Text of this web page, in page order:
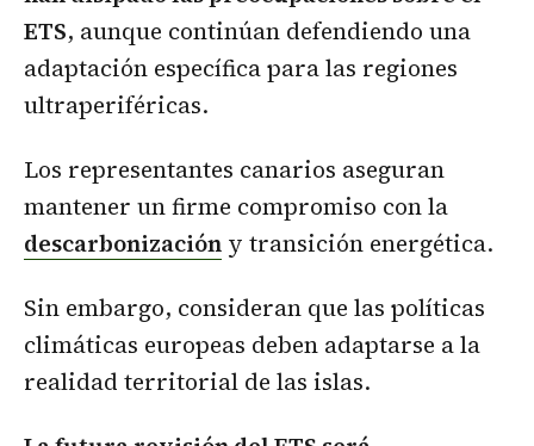
ETS, aunque continúan defendiendo una
adaptación específica para las regiones
ultraperiféricas.
Los representantes canarios aseguran
mantener un firme compromiso con la
descarbonización y transición energética.
Sin embargo, consideran que las políticas
climáticas europeas deben adaptarse a la
realidad territorial de las islas.